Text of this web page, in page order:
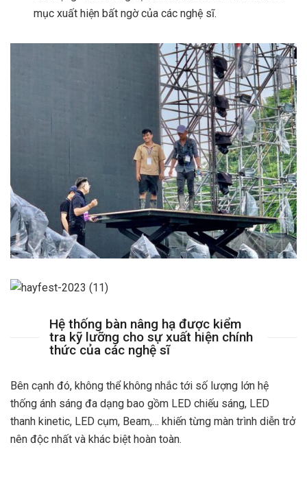
mục xuất hiện bất ngờ của các nghệ sĩ.
Hệ thống bàn nâng hạ được kiểm
tra kỹ lưỡng cho sự xuất hiện chính
thức của các nghệ sĩ
Bên cạnh đó, không thể không nhắc tới số lượng lớn hệ
thống ánh sáng đa dạng bao gồm LED chiếu sáng, LED
thanh kinetic, LED cụm, Beam,… khiến từng màn trình diễn trở
nên độc nhất và khác biệt hoàn toàn.